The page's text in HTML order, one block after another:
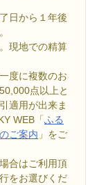
日から１年後
現地での精算
度に複数のお
点以上と
適用が出来ま
WEB「ふる
ご案内 」をご
合はご利用頂
をお選びくだ